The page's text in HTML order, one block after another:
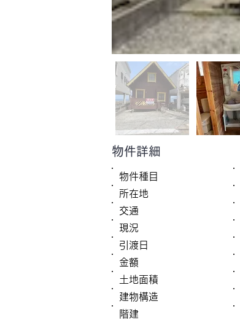
物件詳細
物件種目
所在地
​交通
​現況
引渡日
金額
土地面積
建物構造
階建